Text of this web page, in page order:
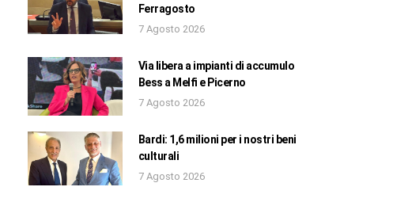
Ferragosto
7 Agosto 2026
Via libera a impianti di accumulo
Bess a Melfi e Picerno
7 Agosto 2026
Bardi: 1,6 milioni per i nostri beni
culturali
7 Agosto 2026